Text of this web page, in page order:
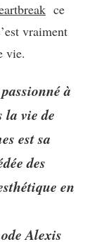
ce
vraiment
vie.
à
la vie de
est sa
des
en
Alexis